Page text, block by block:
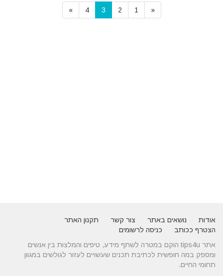
«
1
2
3
4
»
אודות נושאים באתר צור קשר
תקנון האתר
הצטרף ככותב
כניסה לרשומים
אתר tips4u הוקם במטרה לשתף מידע, טיפים והמלצות בין אנשים
ומספק במה חופשית לכתיבת תכנים שעשויים לעזור לגולשים במגוון
תחומי החיים.